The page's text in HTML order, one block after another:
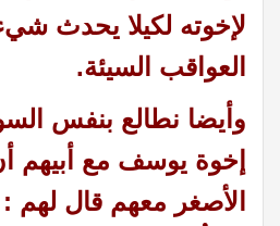
لإخوته لكيلا يحدث
العواقب السيئة.
وأيضا نطالع بنفس
إخوة يوسف مع أبيهم
الأصغر معهم قال لهم :